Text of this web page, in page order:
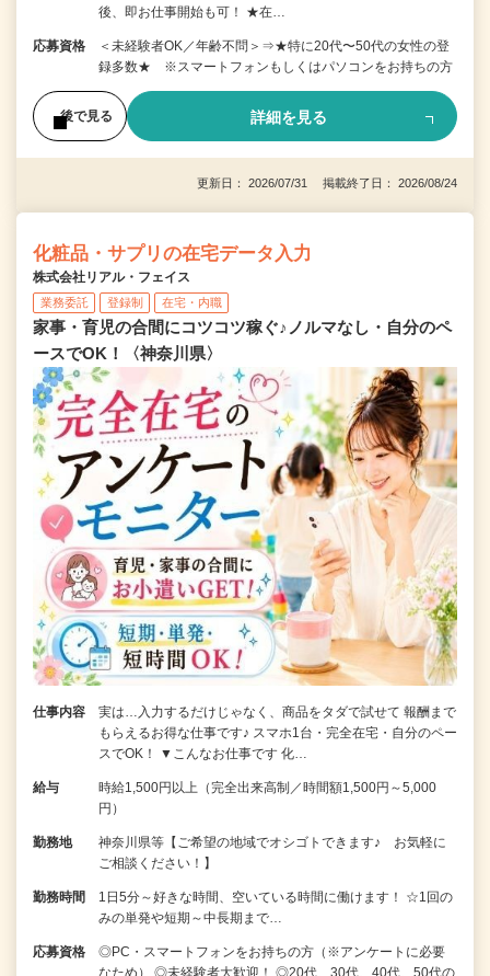
後、即お仕事開始も可！ ★在…
応募資格
＜未経験者OK／年齢不問＞⇒★特に20代〜50代の女性の登
録多数★ ※スマートフォンもしくはパソコンをお持ちの方
後で見る 詳細を見る
更新日： 2026/07/31 掲載終了日： 2026/08/24
化粧品・サプリの在宅データ入力
株式会社リアル・フェイス
業務委託 登録制 在宅・内職
家事・育児の合間にコツコツ稼ぐ♪ノルマなし・自分のペ
ースでOK！〈神奈川県〉
仕事内容
実は…入力するだけじゃなく、商品をタダで試せて 報酬まで
もらえるお得な仕事です♪ スマホ1台・完全在宅・自分のペー
スでOK！ ▼こんなお仕事です 化…
給与
時給1,500円以上（完全出来高制／時間額1,500円～5,000
円）
勤務地
神奈川県等【ご希望の地域でオシゴトできます♪ お気軽に
ご相談ください！】
勤務時間
1日5分～好きな時間、空いている時間に働けます！ ☆1回の
みの単発や短期～中長期まで…
応募資格
◎PC・スマートフォンをお持ちの方（※アンケートに必要
なため） ◎未経験者大歓迎！ ◎20代、30代、40代、50代の